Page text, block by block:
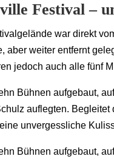
Festival –
war direkt
aber weiter entfernt
jedoch auch alle fünf
Bühnen aufgebaut,
auflegten.
unvergessliche
Bühnen aufgebaut,